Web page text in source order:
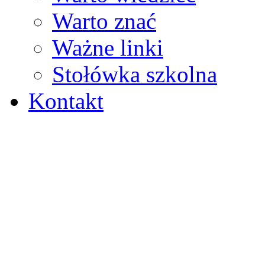
Warto znać
Ważne linki
Stołówka szkolna
Kontakt